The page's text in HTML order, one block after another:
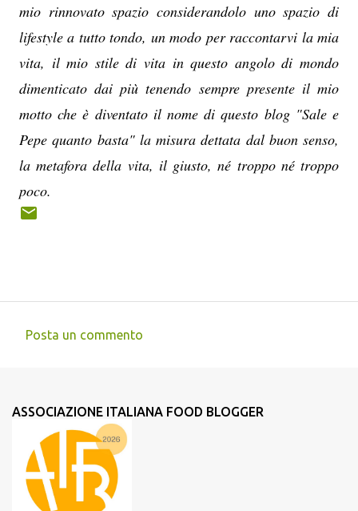
mio rinnovato spazio considerandolo uno spazio di
lifestyle a tutto tondo, un modo per raccontarvi la mia
vita, il mio stile di vita in questo angolo di mondo
dimenticato dai più tenendo sempre presente il mio
motto che è diventato il nome di questo blog "Sale e
Pepe quanto basta" la misura dettata dal buon senso,
la metafora della vita, il giusto, né troppo né troppo
poco.
m
n
t
Posta un commento
ASSOCIAZIONE ITALIANA FOOD BLOGGER